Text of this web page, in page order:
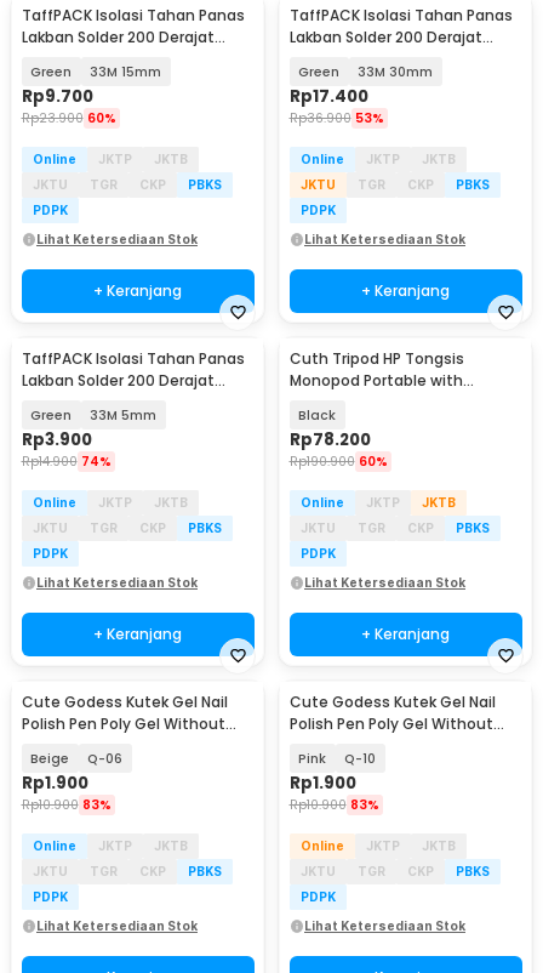
TaffPACK Isolasi Tahan Panas
Lakban Solder 200 Derajat
Green 33M 15mm
Rp9.700
Rp23.900 60%
Online JKTP
JKTB
JKTU
TGR CKP
PBKS
PDPK
Lihat Ketersediaan Stok
+ Keranjang
TaffPACK Isolasi Tahan Panas
Lakban Solder 200 Derajat
Green 33M 30mm
Rp17.400
Rp36.900 53%
Online JKTP
JKTB
JKTU
TGR CKP
PBKS
PDPK
Lihat Ketersediaan Stok
+ Keranjang
TaffPACK Isolasi Tahan Panas
Lakban Solder 200 Derajat
Green 33M 5mm
Rp3.900
Rp14.900 74%
Online JKTP
JKTB
JKTU
TGR CKP
PBKS
PDPK
Lihat Ketersediaan Stok
+ Keranjang
Cuth Tripod HP Tongsis
Monopod Portable with
Black
Rp78.200
Rp190.900 60%
Online JKTP
JKTB
JKTU
TGR CKP
PBKS
PDPK
Lihat Ketersediaan Stok
+ Keranjang
Cute Godess Kutek Gel Nail
Polish Pen Poly Gel Without
Beige Q-06
Rp1.900
Rp10.900 83%
Online JKTP
JKTB
JKTU
TGR CKP
PBKS
PDPK
Lihat Ketersediaan Stok
Cute Godess Kutek Gel Nail
Polish Pen Poly Gel Without
Pink Q-10
Rp1.900
Rp10.900 83%
Online JKTP
JKTB
JKTU
TGR CKP
PBKS
PDPK
Lihat Ketersediaan Stok